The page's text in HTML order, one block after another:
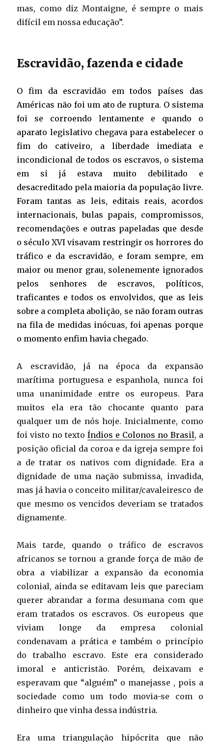
mas, como diz Montaigne, é sempre o mais
difícil em nossa educação”.
Escravidão, fazenda e cidade
O fim da escravidão em todos países das
Américas não foi um ato de ruptura. O sistema
foi se corroendo lentamente e quando o
aparato legislativo chegava para estabelecer o
fim do cativeiro, a liberdade imediata e
incondicional de todos os escravos, o sistema
em si já estava muito debilitado e
desacreditado pela maioria da população livre.
Foram tantas as leis, editais reais, acordos
internacionais, bulas papais, compromissos,
recomendações e outras papeladas que desde
o século XVI visavam restringir os horrores do
tráfico e da escravidão, e foram sempre, em
maior ou menor grau, solenemente ignorados
pelos senhores de escravos, políticos,
traficantes e todos os envolvidos, que as leis
sobre a completa abolição, se não foram outras
na fila de medidas inócuas, foi apenas porque
o momento enfim havia chegado.
A escravidão, já na época da expansão
marítima portuguesa e espanhola, nunca foi
uma unanimidade entre os europeus. Para
muitos ela era tão chocante quanto para
qualquer um de nós hoje. Inicialmente, como
foi visto no textoÍndios e Colonos no Brasil, a
posição oficial da coroa e da igreja sempre foi
a de tratar os nativos com dignidade. Era a
dignidade de uma nação submissa, invadida,
mas já havia o conceito militar/cavaleiresco de
que mesmo os vencidos deveriam se tratados
dignamente.
Mais tarde, quando o tráfico de escravos
africanos se tornou a grande força de mão de
obra a viabilizar a expansão da economia
colonial, ainda se editavam leis que pareciam
querer abrandar a forma desumana com que
eram tratados os escravos. Os europeus que
viviam longe da empresa colonial
condenavam a prática e também o princípio
do trabalho escravo. Este era considerado
imoral e anticristão. Porém, deixavam e
esperavam que “alguém” o manejasse , pois a
sociedade como um todo movia-se com o
dinheiro que vinha dessa indústria.
Era uma triangulação hipócrita que não